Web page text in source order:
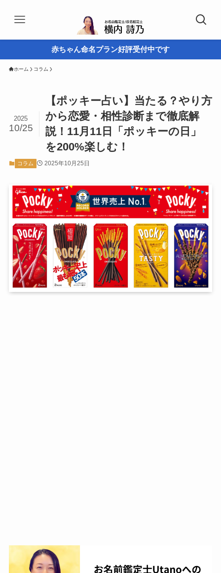
赤ちゃん命名プラン好評受付中です
ホーム コラム
【ポッキー占い】当たる？やり方
から恋愛・相性診断まで徹底解
説！11月11日「ポッキーの日」
を200%楽しむ！
2025
10/25
コラム 2025年10月25日